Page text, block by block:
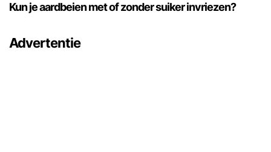
Kun je aardbeien met of zonder suiker invriezen?
Advertentie